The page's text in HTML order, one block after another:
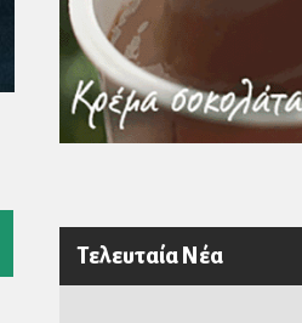
Τελευταία Νέα